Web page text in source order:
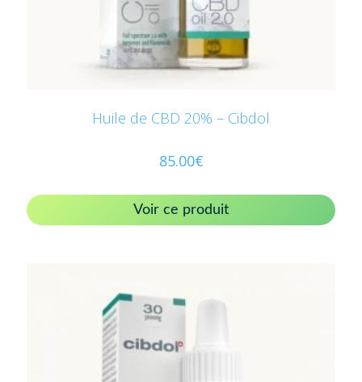
Huile de CBD 20% – Cibdol
85.00€
Voir ce produit